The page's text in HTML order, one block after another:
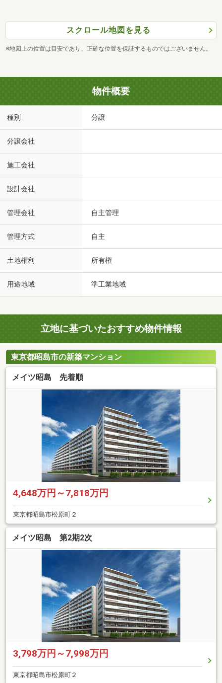
スクロール地図を見る
※地図上の位置は目安であり、正確な位置を保証するものではございません。
物件概要
種別 分譲
分譲会社
施工会社
設計会社
管理会社 自主管理
管理方式 自主
土地権利 所有権
用途地域 準工業地域
立地に基づいたおすすめ物件情報
東京都昭島市の新築マンション
メイツ昭島 先着順
4,648万円～7,818万円
東京都昭島市松原町２
メイツ昭島 第2期2次
3,798万円～7,998万円
東京都昭島市松原町２